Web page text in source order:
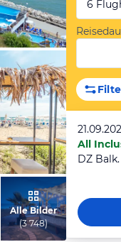
Alle Bilder
(3 748)
6
All
DZ